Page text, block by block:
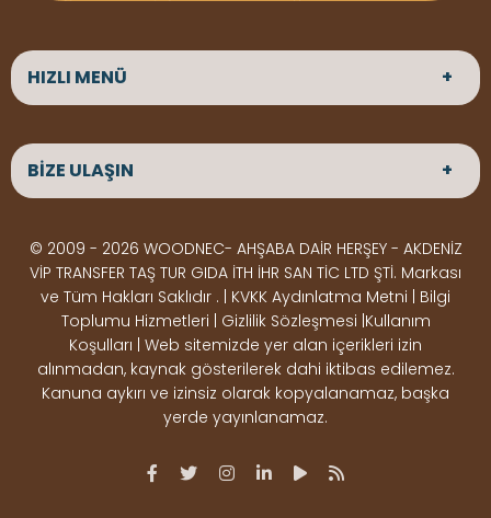
HIZLI MENÜ
ANASAYFA
HAKKIMIZDA
ÜRÜNLER
Çeşitlerimiz
Çeşitlerimiz
Kereste
Çeşitlerimiz
Ahşap
Pergole
Ürünler
Deck Montaj
Ahşap
Dekorasyon
OSB,
BİZE ULAŞIN
BİZE ULAŞIN
Altınkale mah Osmangazi cad. no 355 Döşemealtı
Antalya
ÇALIŞMA SAATLERİ
Hafta içi : Haftaiçi 09:00 - 18:00
Hafta sonu : Cumartesi 10:00 - 15:00
İLETİŞİM
© 2009 - 2026 WOODNEC- AHŞABA DAİR HERŞEY - AKDENİZ
VİP TRANSFER TAŞ TUR GIDA İTH İHR SAN TİC LTD ŞTİ. Markası
ve Tüm Hakları Saklıdır . | KVKK Aydınlatma Metni | Bilgi
Toplumu Hizmetleri | Gizlilik Sözleşmesi |Kullanım
Koşulları | Web sitemizde yer alan içerikleri izin
alınmadan, kaynak gösterilerek dahi iktibas edilemez.
Kanuna aykırı ve izinsiz olarak kopyalanamaz, başka
yerde yayınlanamaz.